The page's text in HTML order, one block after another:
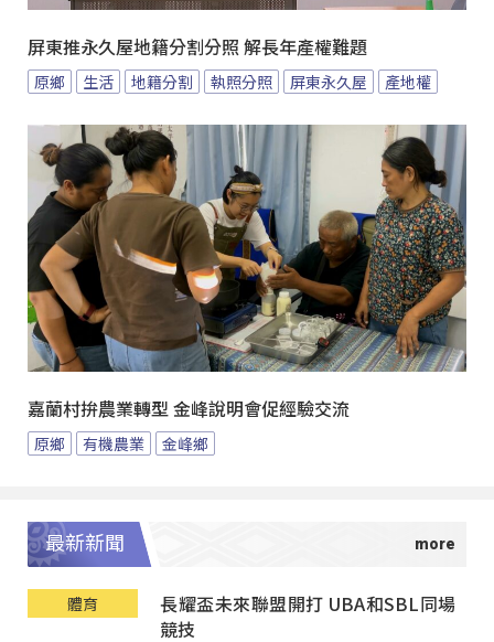
屏東推永久屋地籍分割分照 解長年產權難題
原鄉 生活 地籍分割 執照分照 屏東永久屋 產地權
嘉蘭村拚農業轉型 金峰說明會促經驗交流
原鄉 有機農業 金峰鄉
最新新聞
體育
長耀盃未來聯盟開打 UBA和SBL同場
競技